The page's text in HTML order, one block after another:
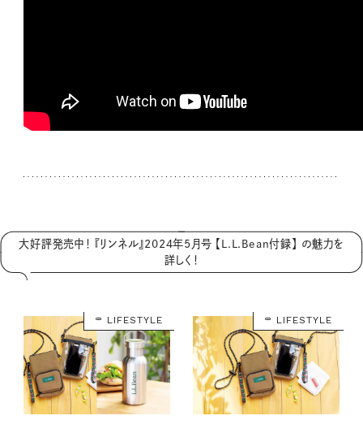
大好評発売中！ 『リンネル』2024年5月号 【L.L.Bean付録】 の魅力を
詳しく！
LIFESTYLE LIFESTYLE